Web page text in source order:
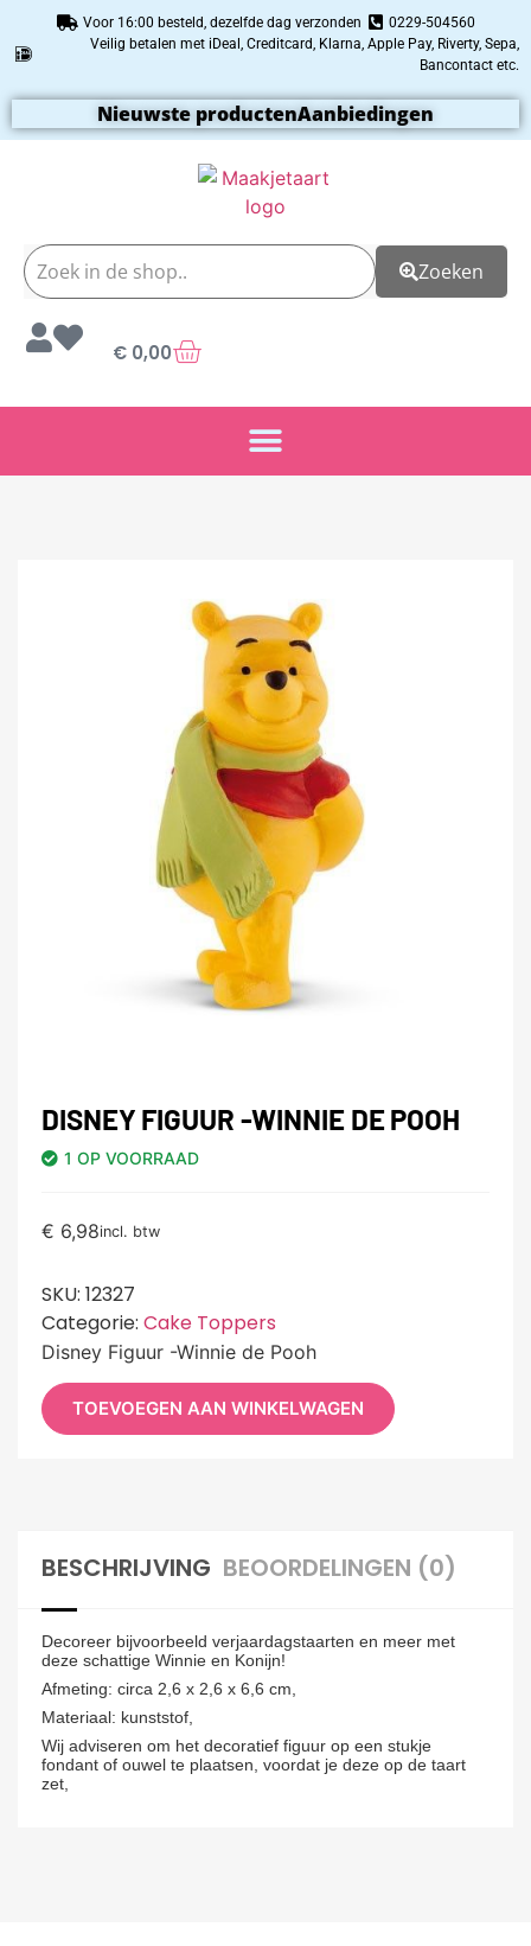
Voor 16:00 besteld, dezelfde dag verzonden
0229-504560
Veilig betalen met iDeal, Creditcard, Klarna, Apple Pay, Riverty, Sepa,
Bancontact etc.
Nieuwste productenAanbiedingen
Zoeken
€ 0,00
DISNEY FIGUUR -WINNIE DE POOH
1 OP VOORRAAD
€ 6,98incl. btw
SKU: 12327
Categorie: Cake Toppers
Disney Figuur -Winnie de Pooh
TOEVOEGEN AAN WINKELWAGEN
BESCHRIJVING BEOORDELINGEN (0)
Decoreer bijvoorbeeld verjaardagstaarten en meer met
deze schattige Winnie en Konijn!
Afmeting: circa 2,6 x 2,6 x 6,6 cm,
Materiaal: kunststof,
Wij adviseren om het decoratief figuur op een stukje
fondant of ouwel te plaatsen, voordat je deze op de taart
zet,